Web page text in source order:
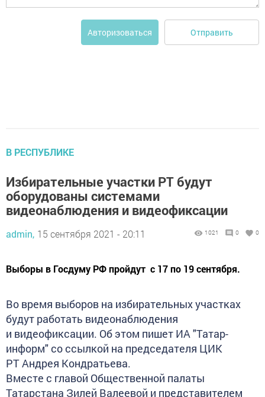
Авторизоваться Отправить
В РЕСПУБЛИКЕ
Избирательные участки РТ будут
оборудованы системами
видеонаблюдения и видеофиксации
admin, 15 сентября 2021 - 20:11 1021 0 0
Выборы в Госдуму РФ пройдут с 17 по 19 сентября.
Во время выборов на избирательных участках
будут работать видеонаблюдения
и видеофиксации. Об этом пишет ИА "Татар-
информ" со ссылкой на председателя ЦИК
РТ Андрея Кондратьева.
Вместе с главой Общественной палаты
Татарстана Зилей Валеевой и представителем